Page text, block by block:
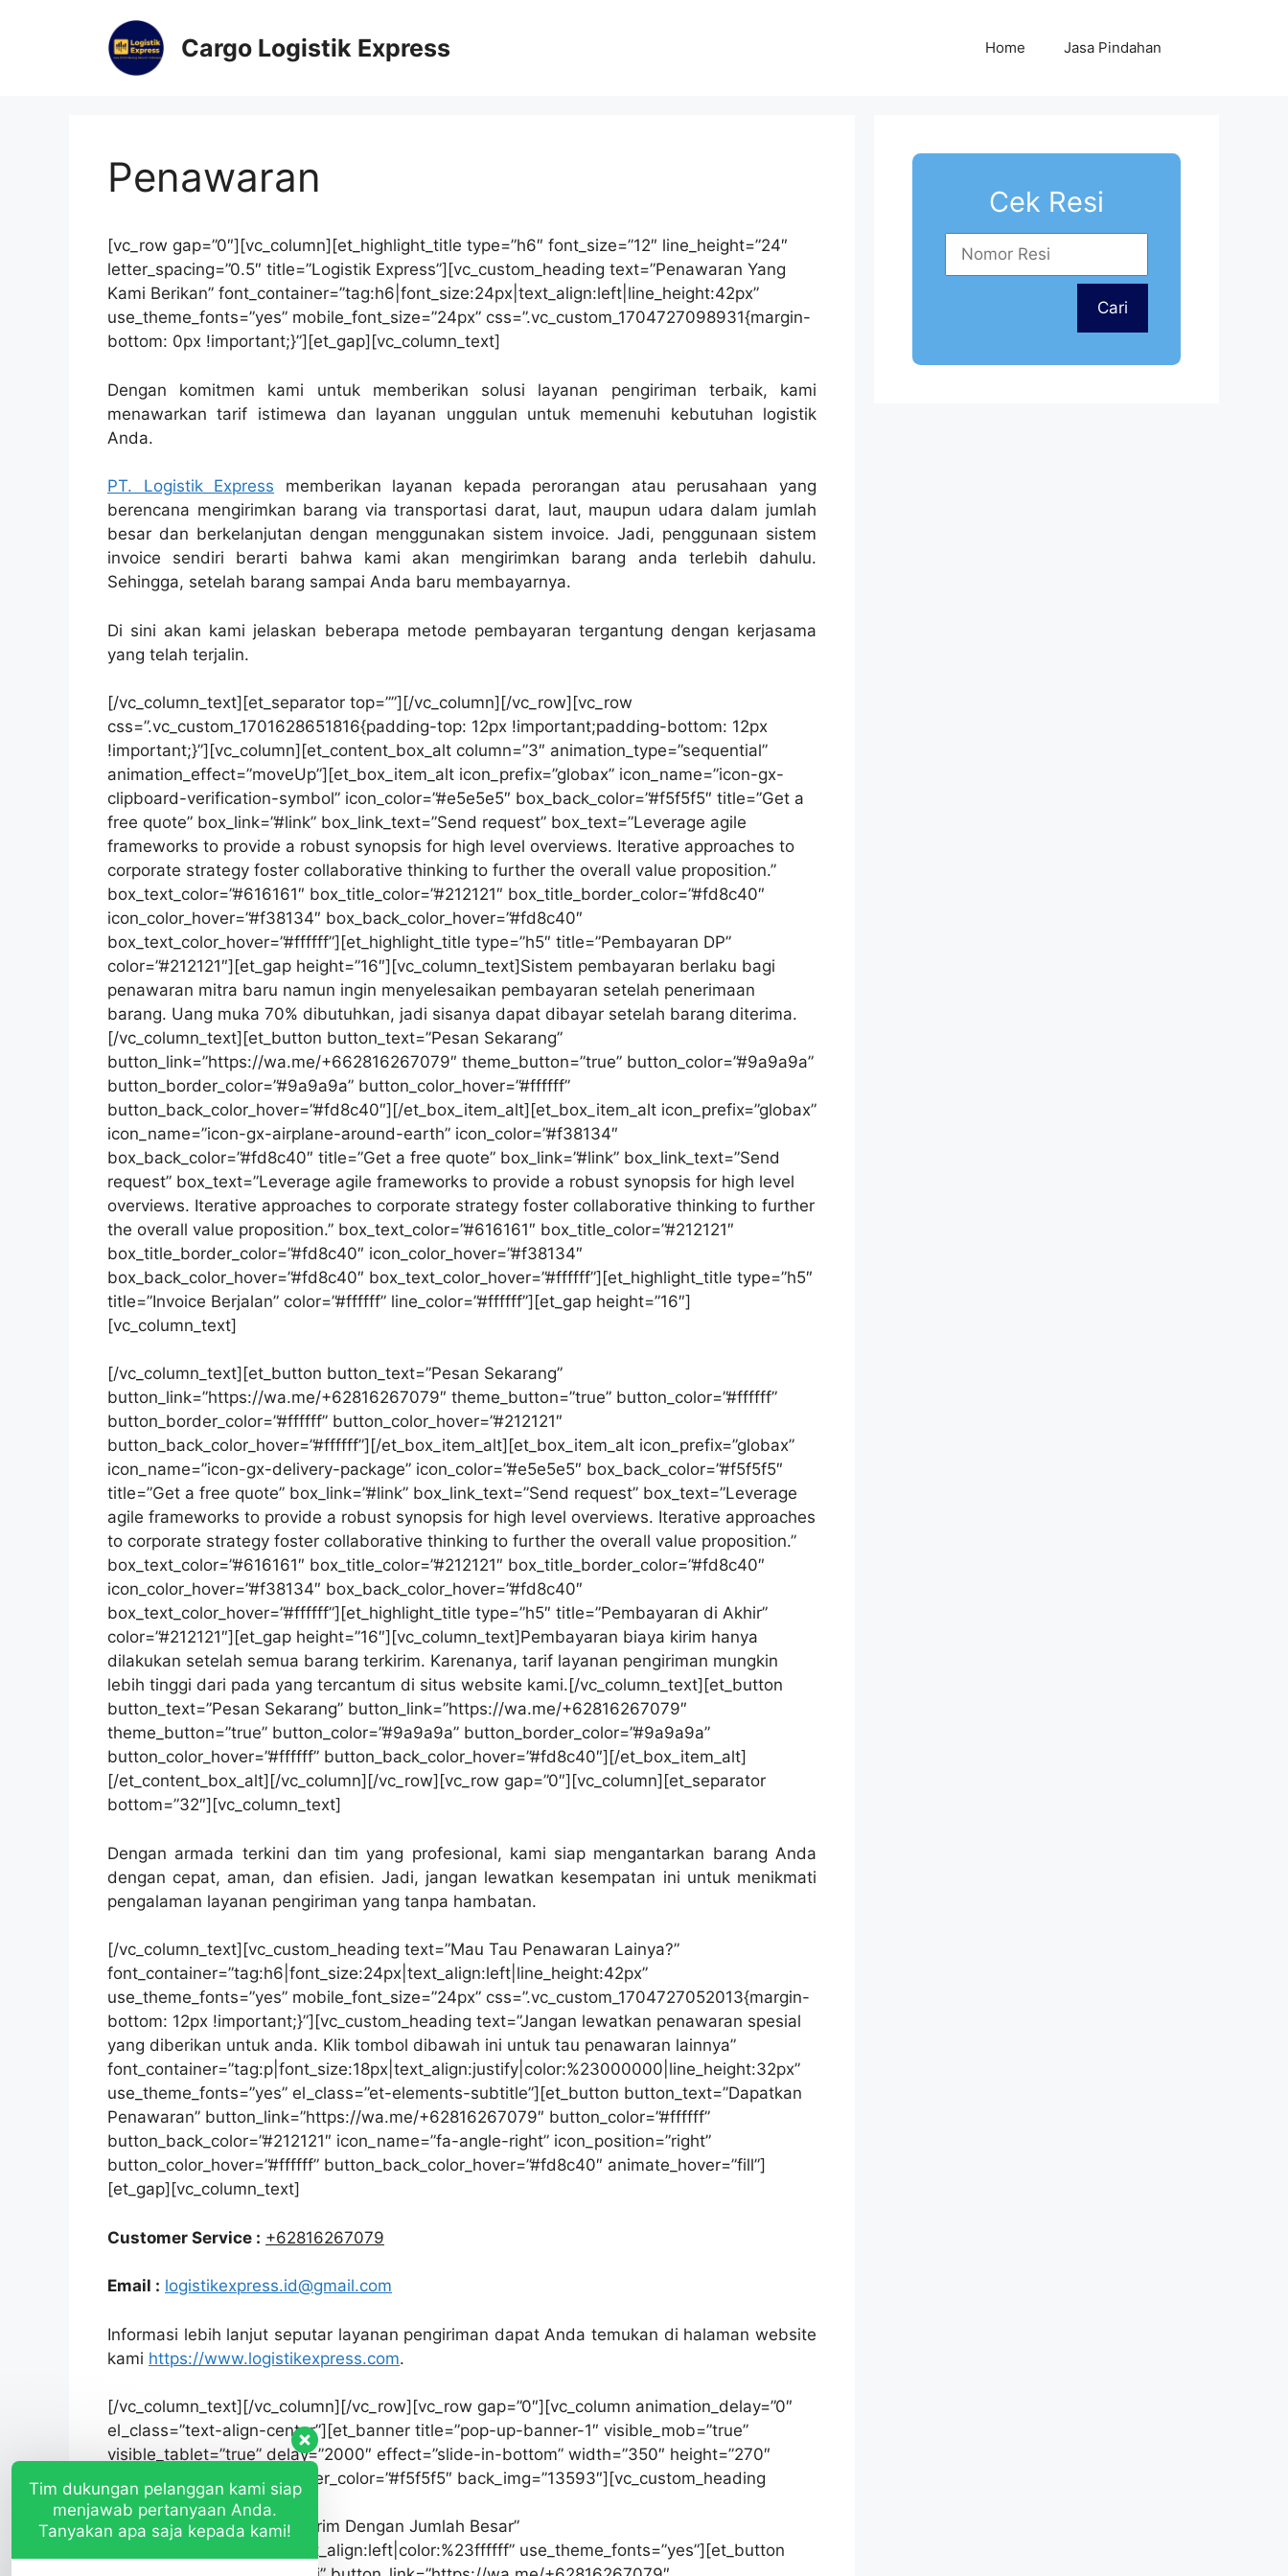
Cargo Logistik Express Home Jasa Pindahan
Penawaran
[vc_row gap=”0″][vc_column][et_highlight_title type=”h6″ font_size=”12″ line_height=”24″
letter_spacing=”0.5″ title=”Logistik Express”][vc_custom_heading text=”Penawaran Yang
Kami Berikan” font_container=”tag:h6|font_size:24px|text_align:left|line_height:42px”
use_theme_fonts=”yes” mobile_font_size=”24px” css=”.vc_custom_1704727098931{margin-
bottom: 0px !important;}”][et_gap][vc_column_text]
Dengan komitmen kami untuk memberikan solusi layanan pengiriman terbaik, kami
menawarkan tarif istimewa dan layanan unggulan untuk memenuhi kebutuhan logistik
Anda.
PT. Logistik Express memberikan layanan kepada perorangan atau perusahaan yang
berencana mengirimkan barang via transportasi darat, laut, maupun udara dalam jumlah
besar dan berkelanjutan dengan menggunakan sistem invoice. Jadi, penggunaan sistem
invoice sendiri berarti bahwa kami akan mengirimkan barang anda terlebih dahulu.
Sehingga, setelah barang sampai Anda baru membayarnya.
Di sini akan kami jelaskan beberapa metode pembayaran tergantung dengan kerjasama
yang telah terjalin.
[/vc_column_text][et_separator top=””][/vc_column][/vc_row][vc_row
css=”.vc_custom_1701628651816{padding-top: 12px !important;padding-bottom: 12px
!important;}”][vc_column][et_content_box_alt column=”3″ animation_type=”sequential”
animation_effect=”moveUp”][et_box_item_alt icon_prefix=”globax” icon_name=”icon-gx-
clipboard-verification-symbol” icon_color=”#e5e5e5″ box_back_color=”#f5f5f5″ title=”Get a
free quote” box_link=”#link” box_link_text=”Send request” box_text=”Leverage agile
frameworks to provide a robust synopsis for high level overviews. Iterative approaches to
corporate strategy foster collaborative thinking to further the overall value proposition.”
box_text_color=”#616161″ box_title_color=”#212121″ box_title_border_color=”#fd8c40″
icon_color_hover=”#f38134″ box_back_color_hover=”#fd8c40″
box_text_color_hover=”#ffffff”][et_highlight_title type=”h5″ title=”Pembayaran DP”
color=”#212121″][et_gap height=”16″][vc_column_text]Sistem pembayaran berlaku bagi
penawaran mitra baru namun ingin menyelesaikan pembayaran setelah penerimaan
barang. Uang muka 70% dibutuhkan, jadi sisanya dapat dibayar setelah barang diterima.
[/vc_column_text][et_button button_text=”Pesan Sekarang”
button_link=”https://wa.me/+662816267079″ theme_button=”true” button_color=”#9a9a9a”
button_border_color=”#9a9a9a” button_color_hover=”#ffffff”
button_back_color_hover=”#fd8c40″][/et_box_item_alt][et_box_item_alt icon_prefix=”globax”
icon_name=”icon-gx-airplane-around-earth” icon_color=”#f38134″
box_back_color=”#fd8c40″ title=”Get a free quote” box_link=”#link” box_link_text=”Send
request” box_text=”Leverage agile frameworks to provide a robust synopsis for high level
overviews. Iterative approaches to corporate strategy foster collaborative thinking to further
the overall value proposition.” box_text_color=”#616161″ box_title_color=”#212121″
box_title_border_color=”#fd8c40″ icon_color_hover=”#f38134″
box_back_color_hover=”#fd8c40″ box_text_color_hover=”#ffffff”][et_highlight_title type=”h5″
title=”Invoice Berjalan” color=”#ffffff” line_color=”#ffffff”][et_gap height=”16″]
[vc_column_text]
[/vc_column_text][et_button button_text=”Pesan Sekarang”
button_link=”https://wa.me/+62816267079″ theme_button=”true” button_color=”#ffffff”
button_border_color=”#ffffff” button_color_hover=”#212121″
button_back_color_hover=”#ffffff”][/et_box_item_alt][et_box_item_alt icon_prefix=”globax”
icon_name=”icon-gx-delivery-package” icon_color=”#e5e5e5″ box_back_color=”#f5f5f5″
title=”Get a free quote” box_link=”#link” box_link_text=”Send request” box_text=”Leverage
agile frameworks to provide a robust synopsis for high level overviews. Iterative approaches
to corporate strategy foster collaborative thinking to further the overall value proposition.”
box_text_color=”#616161″ box_title_color=”#212121″ box_title_border_color=”#fd8c40″
icon_color_hover=”#f38134″ box_back_color_hover=”#fd8c40″
box_text_color_hover=”#ffffff”][et_highlight_title type=”h5″ title=”Pembayaran di Akhir”
color=”#212121″][et_gap height=”16″][vc_column_text]Pembayaran biaya kirim hanya
dilakukan setelah semua barang terkirim. Karenanya, tarif layanan pengiriman mungkin
lebih tinggi dari pada yang tercantum di situs website kami.[/vc_column_text][et_button
button_text=”Pesan Sekarang” button_link=”https://wa.me/+62816267079″
theme_button=”true” button_color=”#9a9a9a” button_border_color=”#9a9a9a”
button_color_hover=”#ffffff” button_back_color_hover=”#fd8c40″][/et_box_item_alt]
[/et_content_box_alt][/vc_column][/vc_row][vc_row gap=”0″][vc_column][et_separator
bottom=”32″][vc_column_text]
Dengan armada terkini dan tim yang profesional, kami siap mengantarkan barang Anda
dengan cepat, aman, dan efisien. Jadi, jangan lewatkan kesempatan ini untuk menikmati
pengalaman layanan pengiriman yang tanpa hambatan.
[/vc_column_text][vc_custom_heading text=”Mau Tau Penawaran Lainya?”
font_container=”tag:h6|font_size:24px|text_align:left|line_height:42px”
use_theme_fonts=”yes” mobile_font_size=”24px” css=”.vc_custom_1704727052013{margin-
bottom: 12px !important;}”][vc_custom_heading text=”Jangan lewatkan penawaran spesial
yang diberikan untuk anda. Klik tombol dibawah ini untuk tau penawaran lainnya”
font_container=”tag:p|font_size:18px|text_align:justify|color:%23000000|line_height:32px”
use_theme_fonts=”yes” el_class=”et-elements-subtitle”][et_button button_text=”Dapatkan
Penawaran” button_link=”https://wa.me/+62816267079″ button_color=”#ffffff”
button_back_color=”#212121″ icon_name=”fa-angle-right” icon_position=”right”
button_color_hover=”#ffffff” button_back_color_hover=”#fd8c40″ animate_hover=”fill”]
[et_gap][vc_column_text]
Customer Service : +62816267079
Email : logistikexpress.id@gmail.com
Informasi lebih lanjut seputar layanan pengiriman dapat Anda temukan di halaman website
kami https://www.logistikexpress.com.
[/vc_column_text][/vc_column][/vc_row][vc_row gap=”0″][vc_column animation_delay=”0″
el_class=”text-align-center”][et_banner title=”pop-up-banner-1″ visible_mob=”true”
visible_tablet=”true” delay=”2000″ effect=”slide-in-bottom” width=”350″ height=”270″
back_color=”#212121″ border_color=”#f5f5f5″ back_img=”13593″][vc_custom_heading
text=”Penawaran Spesial!
Untuk Anda Yang Sering Kirim Dengan Jumlah Besar”
font_container=”tag:h4|text_align:left|color:%23ffffff” use_theme_fonts=”yes”][et_button
Cek Resi
Cari
Tim dukungan pelanggan kami siap
menjawab pertanyaan Anda.
Tanyakan apa saja kepada kami!